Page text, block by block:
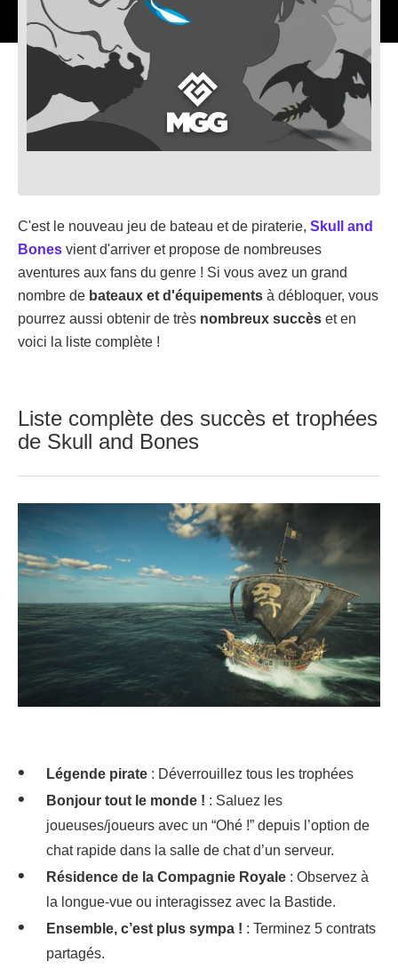
C'est le nouveau jeu de bateau et de piraterie, Skull and
Bones vient d'arriver et propose de nombreuses
aventures aux fans du genre ! Si vous avez un grand
nombre de bateaux et d'équipements à débloquer, vous
pourrez aussi obtenir de très nombreux succès et en
voici la liste complète !
Liste complète des succès et trophées
de Skull and Bones
Légende pirate : Déverrouillez tous les trophées
Bonjour tout le monde ! : Saluez les
joueuses/joueurs avec un “Ohé !” depuis l’option de
chat rapide dans la salle de chat d’un serveur.
Résidence de la Compagnie Royale : Observez à
la longue-vue ou interagissez avec la Bastide.
Ensemble, c’est plus sympa ! : Terminez 5 contrats
partagés.